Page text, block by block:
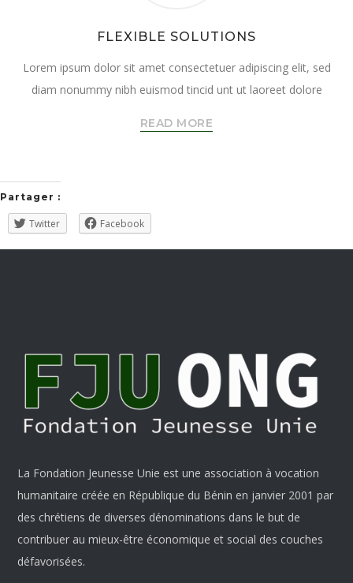
FLEXIBLE SOLUTIONS
Lorem ipsum dolor sit amet consectetuer adipiscing elit, sed
diam nonummy nibh euismod tincid unt ut laoreet dolore
READ MORE
Partager :
Twitter Facebook
La Fondation Jeunesse Unie est une association à vocation
humanitaire créée en République du Bénin en janvier 2001 par
des chrétiens de diverses dénominations dans le but de
contribuer au mieux-être économique et social des couches
défavorisées.